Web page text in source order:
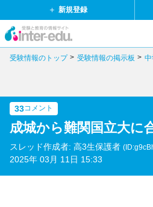
新規登録
受験情報のトップ 受験情報の掲示板
33コメント
成城から難関国立大に
スレッド作成者: 高3生保護者
2025年 03月 11日 15:33